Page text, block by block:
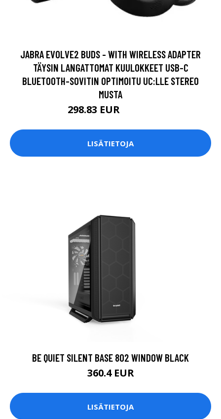
JABRA EVOLVE2 BUDS - WITH WIRELESS ADAPTER
TÄYSIN LANGATTOMAT KUULOKKEET USB-C
BLUETOOTH-SOVITIN OPTIMOITU UC:LLE STEREO
MUSTA
298.83 EUR
LISÄTIETOJA
BE QUIET SILENT BASE 802 WINDOW BLACK
360.4 EUR
LISÄTIETOJA